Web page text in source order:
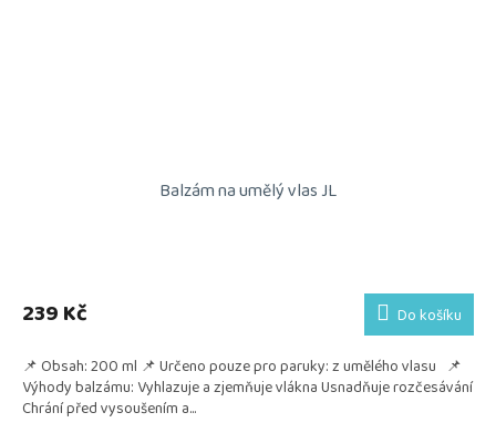
Balzám na umělý vlas JL
239 Kč Do košíku
📌 Obsah: 200 ml 📌 Určeno pouze pro paruky: z umělého vlasu 📌
Výhody balzámu: Vyhlazuje a zjemňuje vlákna Usnadňuje rozčesávání
Chrání před vysoušením a...